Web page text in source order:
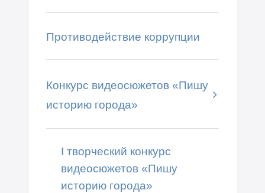
Противодействие коррупции
Конкурс видеосюжетов «Пишу
историю города»
I творческий конкурс
видеосюжетов «Пишу
историю города»